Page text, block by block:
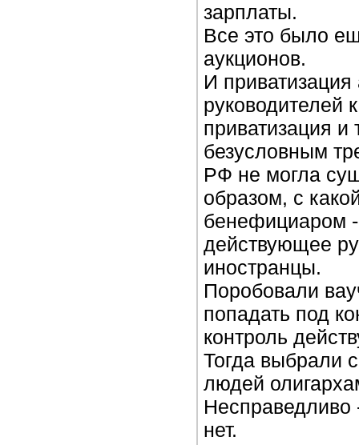
зарплаты.
Все это было
аукционов.
И
руководителей
приватизация и
безусловным
РФ не могла
образом, с
бенефициаром
действующее
иностранцы.
Поробовали
попадать под
контроль
Тогда выбрали
людей
нет.